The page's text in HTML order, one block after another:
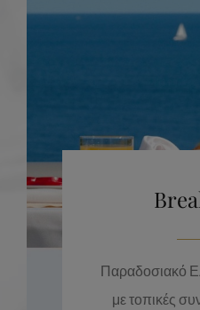
Παραδοσιακό
με τοπικές